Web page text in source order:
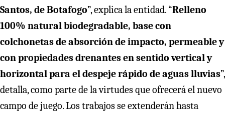
Santos, de Botafogo”, explica la entidad. “Relleno
100% natural biodegradable, base con
colchonetas de absorción de impacto, permeable y
con propiedades drenantes en sentido vertical y
horizontal para el despeje rápido de aguas lluvias”,
detalla, como parte de la virtudes que ofrecerá el nuevo
campo de juego. Los trabajos se extenderán hasta